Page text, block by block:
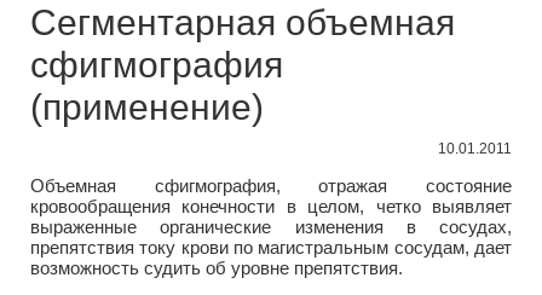
Сегментарная объемная
сфигмография
(применение)
10.01.2011
Объемная сфигмография, отражая состояние
кровообращения конечности в целом, четко выявляет
выраженные органические изменения в сосудах,
препятствия току крови по магистральным сосудам, дает
возможность судить об уровне препятствия.